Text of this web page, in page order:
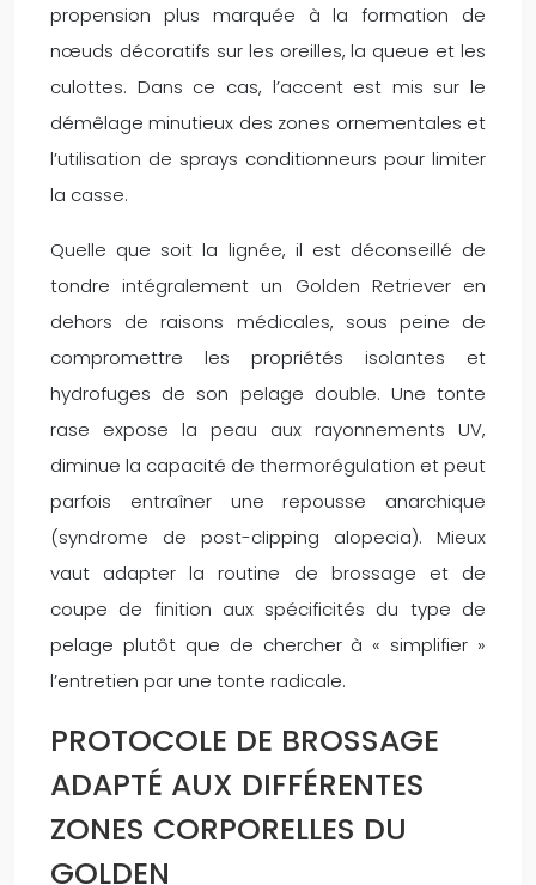
propension plus marquée à la formation de
nœuds décoratifs sur les oreilles, la queue et les
culottes. Dans ce cas, l’accent est mis sur le
démêlage minutieux des zones ornementales et
l’utilisation de sprays conditionneurs pour limiter
la casse.
Quelle que soit la lignée, il est déconseillé de
tondre intégralement un Golden Retriever en
dehors de raisons médicales, sous peine de
compromettre les propriétés isolantes et
hydrofuges de son pelage double. Une tonte
rase expose la peau aux rayonnements UV,
diminue la capacité de thermorégulation et peut
parfois entraîner une repousse anarchique
(syndrome de post-clipping alopecia). Mieux
vaut adapter la routine de brossage et de
coupe de finition aux spécificités du type de
pelage plutôt que de chercher à « simplifier »
l’entretien par une tonte radicale.
PROTOCOLE DE BROSSAGE
ADAPTÉ AUX DIFFÉRENTES
ZONES CORPORELLES DU
GOLDEN